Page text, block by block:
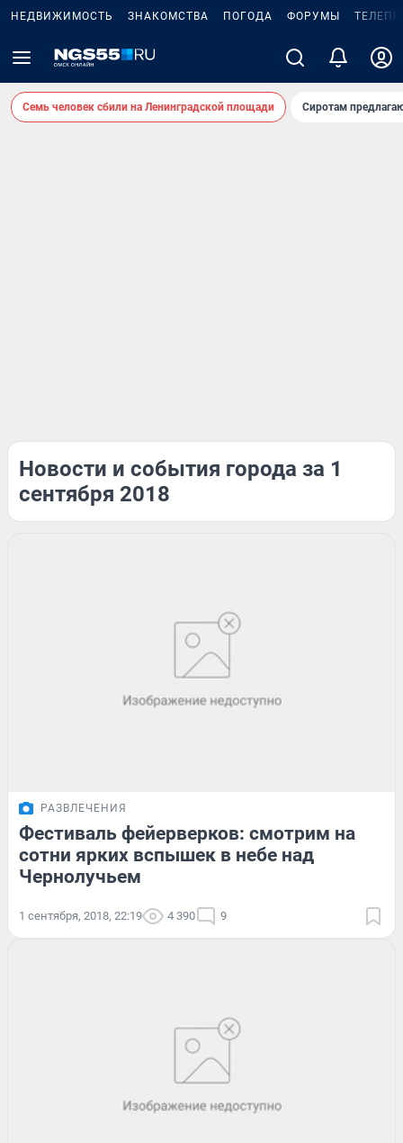
НЕДВИЖИМОСТЬ ЗНАКОМСТВА ПОГОДА ФОРУМЫ
Семь человек сбили на Ленинградской площади Сиротам
Новости и события города за 1
сентября 2018
РАЗВЛЕЧЕНИЯ
Фестиваль фейерверков: смотрим на
сотни ярких вспышек в небе над
Чернолучьем
1 сентября, 2018, 22:19 4 390 9